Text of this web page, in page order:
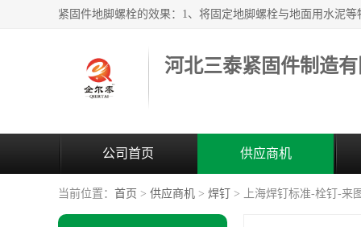
河北三泰紧固件制造有
公司首页 供应商机
当前位置： 首页 > 供应商机 > 焊钉 > 上海焊钉标准-栓钉-来